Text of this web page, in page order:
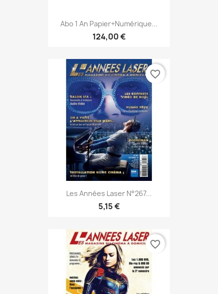
Abo 1 An Papier+numérique...
124,00 €
Les Années Laser N°267...
5,15 €
favorite_border
favorite_border